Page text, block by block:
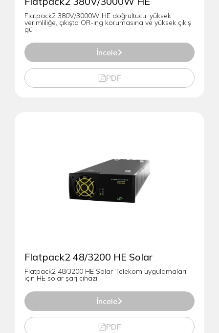
Flatpack2 380V/3000W HE doğrultucu, yüksek
verimliliğe, çıkışta OR-ing korumasına ve yüksek çıkış
gü
İncele
PDF
Flatpack2 48/3200 HE Solar
Flatpack2 48/3200 HE Solar Telekom uygulamaları
için HE solar şarj cihazı.
İncele
PDF